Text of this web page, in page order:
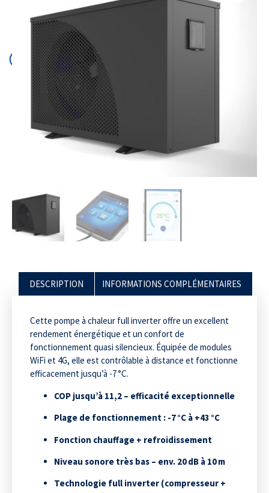
DESCRIPTION INFORMATIONS COMPLÉMENTAIRES
Cette pompe à chaleur full inverter offre un excellent
rendement énergétique et un confort de
fonctionnement quasi silencieux. Équipée de modules
WiFi et 4G, elle est contrôlable à distance et fonctionne
efficacement jusqu’à -7 °C.
COP jusqu’à 11,2 – efficacité exceptionnelle
Plage de fonctionnement : -7 °C à +43 °C
Fonction chauffage + refroidissement
Niveau sonore très bas – env. 20 dB à 10 m
Technologie full inverter (compresseur +